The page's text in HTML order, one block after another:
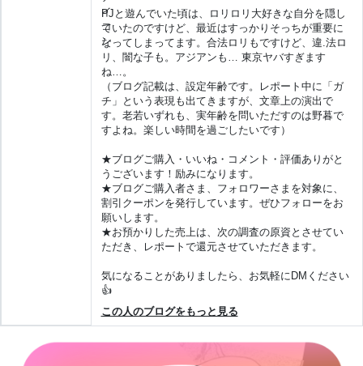
PJと遊んでいた頃は、ロリロリ大好きな自分を隠し
ていたのですけど、最近はすっかりそっちが重要に
なってしまってます。合法ロリもですけど、違.法ロ
リ、闇な子も。アジアンも… 東京ヤバすぎます
ね…。
（ブログ記載は、設定年齢です。レポート中に「ガ
チ」という表現も出てきますが、文章上の演出で
す。老若いずれも、実年齢を問いただすのは野暮で
すよね。楽しい時間を過ごしたいです）
★ブログご購入・いいね・コメント・評価ありがと
うございます！励みになります。
★ブログご購入者さま、フォロワーさまを対象に、
割引クーポンを発行しています。ぜひフォローをお
願いします。
★お預かりした売上は、次の調査の原資とさせてい
ただき、レポートで還元させていただきます。
気になることがありましたら、お気軽にDMください
👍
この人のブログをもっと見る